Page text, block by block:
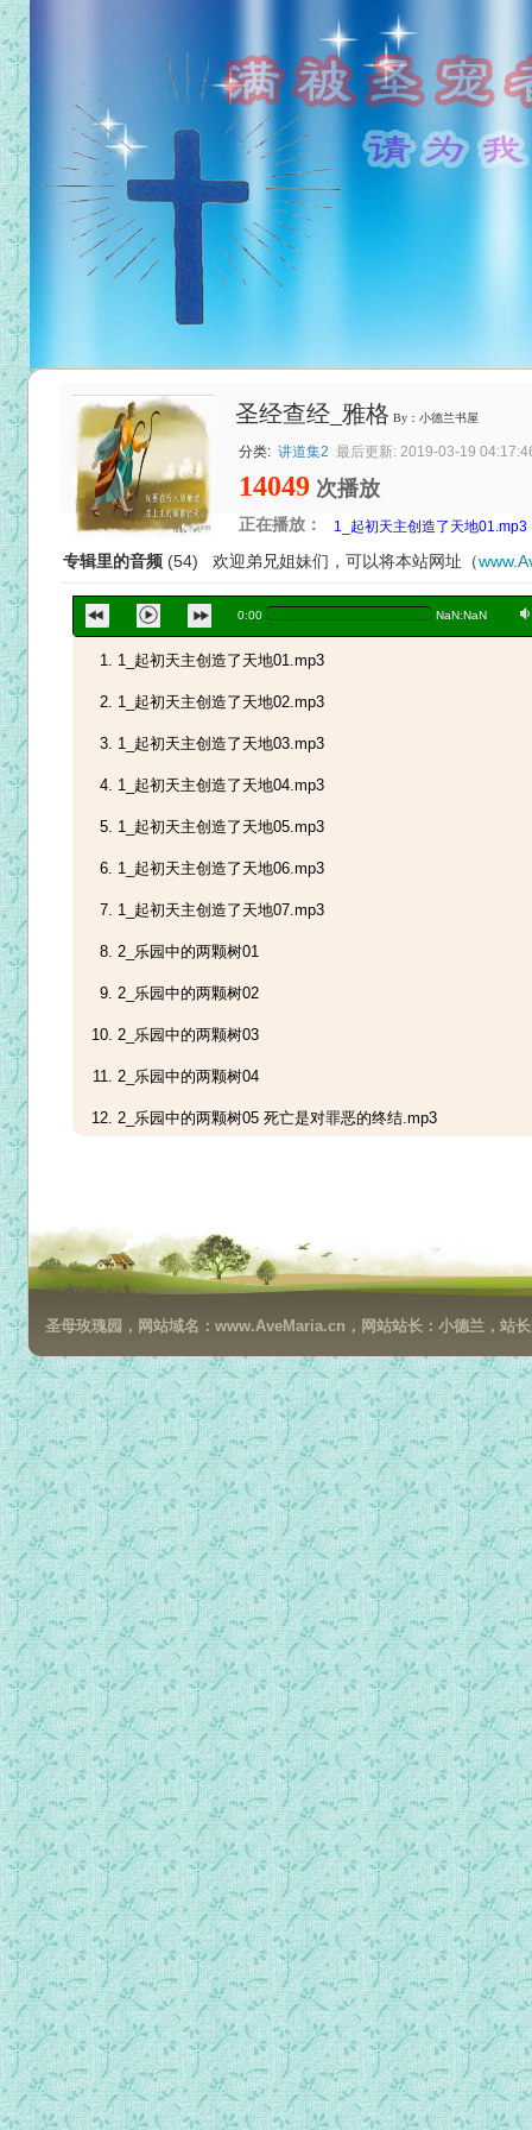
圣经查经_雅格 By：小德兰书屋
分类: 讲道集2 最后更新: 2019-03-19
14049 次播放
正在播放：
专辑里的音频 (54) 欢迎弟兄姐妹们，可以将本站网址（
0:00 NaN:NaN a
1_起初天主创造了天地01.mp3
1_起初天主创造了天地01.mp3
1_起初天主创造了天地02.mp3
1_起初天主创造了天地03.mp3
1_起初天主创造了天地04.mp3
1_起初天主创造了天地05.mp3
1_起初天主创造了天地06.mp3
1_起初天主创造了天地07.mp3
2_乐园中的两颗树01
2_乐园中的两颗树02
2_乐园中的两颗树03
2_乐园中的两颗树04
2_乐园中的两颗树05 死亡是对罪恶的终结.mp3
4_谁告诉你赤身露体？01
4_谁告诉你赤身露体？02
4_谁告诉你赤身露体？03
4_谁告诉你赤身露体？04
4_谁告诉你赤身露体？
5_亚当，你在哪里？01_面对真实的天主，无花果树叶再也
5_亚当，你在哪里？02_天主是爱也是审判者.mp3
5_亚当，你在哪里？03
5_亚当，你在哪里？04_预定论的错误.mp3
5_亚当，你在哪里？05
6_加音与亚伯尔的祭（上）.mp3
6_加音与亚伯尔的祭（下）.mp3
7_加音无神文化的开始（上）.mp3
7_加音无神文化的开始（下）.mp3
8_无神系统的特点（1）.mp3
8_无神系统的特点（2）.mp3
8_无神系统的特点（3）.mp3
9_传义道的诺厄（上）
9_传义道的诺厄（上）
9_传义道的诺厄（下）
9_传义道的诺厄（下）
10_传道人的典范01
圣母玫瑰园，网站域名：www.AveMaria.cn，网站站长：小德兰，